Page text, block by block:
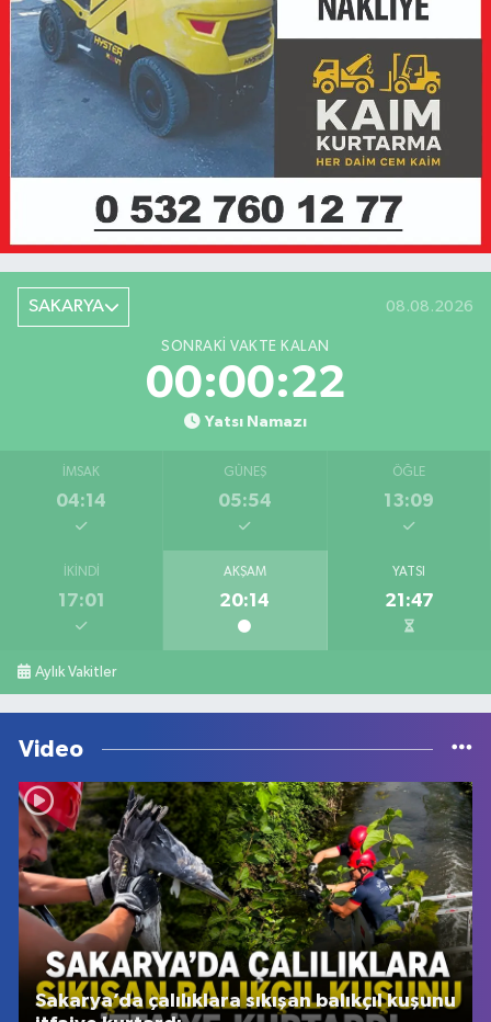
SAKARYA 08.08.2026
SONRAKI VAKTE KALAN
00:00:22
Yatsı Namazı
İMSAK
04:14
GÜNEŞ
05:54
ÖĞLE
13:09
İKINDI
17:01
AKŞAM
20:14
YATSI
21:47
Aylık Vakitler
Video
Sakarya’da çalılıklara sıkışan balıkçıl kuşunu